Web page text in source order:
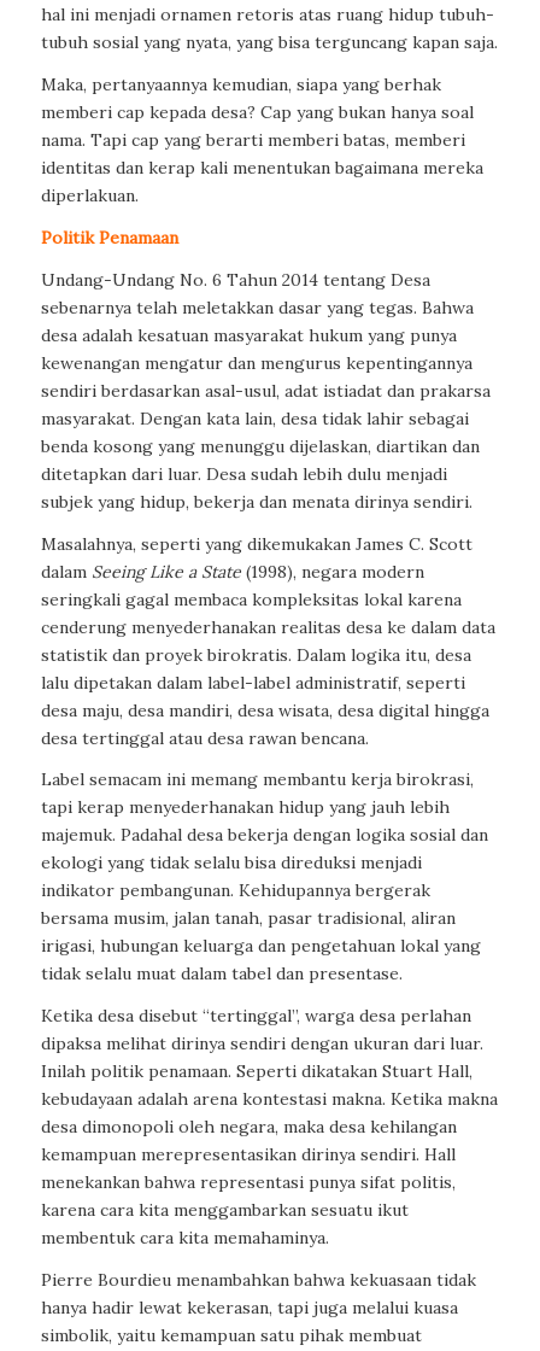
hal ini menjadi ornamen retoris atas ruang hidup tubuh-
tubuh sosial yang nyata, yang bisa terguncang kapan saja.
Maka, pertanyaannya kemudian, siapa yang berhak
memberi cap kepada desa? Cap yang bukan hanya soal
nama. Tapi cap yang berarti memberi batas, memberi
identitas dan kerap kali menentukan bagaimana mereka
diperlakuan.
Politik Penamaan
Undang-Undang No. 6 Tahun 2014 tentang Desa
sebenarnya telah meletakkan dasar yang tegas. Bahwa
desa adalah kesatuan masyarakat hukum yang punya
kewenangan mengatur dan mengurus kepentingannya
sendiri berdasarkan asal-usul, adat istiadat dan prakarsa
masyarakat. Dengan kata lain, desa tidak lahir sebagai
benda kosong yang menunggu dijelaskan, diartikan dan
ditetapkan dari luar. Desa sudah lebih dulu menjadi
subjek yang hidup, bekerja dan menata dirinya sendiri.
Masalahnya, seperti yang dikemukakan James C. Scott
dalam Seeing Like a State(1998), negara modern
seringkali gagal membaca kompleksitas lokal karena
cenderung menyederhanakan realitas desa ke dalam data
statistik dan proyek birokratis. Dalam logika itu, desa
lalu dipetakan dalam label-label administratif, seperti
desa maju, desa mandiri, desa wisata, desa digital hingga
desa tertinggal atau desa rawan bencana.
Label semacam ini memang membantu kerja birokrasi,
tapi kerap menyederhanakan hidup yang jauh lebih
majemuk. Padahal desa bekerja dengan logika sosial dan
ekologi yang tidak selalu bisa direduksi menjadi
indikator pembangunan. Kehidupannya bergerak
bersama musim, jalan tanah, pasar tradisional, aliran
irigasi, hubungan keluarga dan pengetahuan lokal yang
tidak selalu muat dalam tabel dan presentase.
Ketika desa disebut “tertinggal”, warga desa perlahan
dipaksa melihat dirinya sendiri dengan ukuran dari luar.
Inilah politik penamaan. Seperti dikatakan Stuart Hall,
kebudayaan adalah arena kontestasi makna. Ketika makna
desa dimonopoli oleh negara, maka desa kehilangan
kemampuan merepresentasikan dirinya sendiri. Hall
menekankan bahwa representasi punya sifat politis,
karena cara kita menggambarkan sesuatu ikut
membentuk cara kita memahaminya.
Pierre Bourdieu menambahkan bahwa kekuasaan tidak
hanya hadir lewat kekerasan, tapi juga melalui kuasa
simbolik, yaitu kemampuan satu pihak membuat